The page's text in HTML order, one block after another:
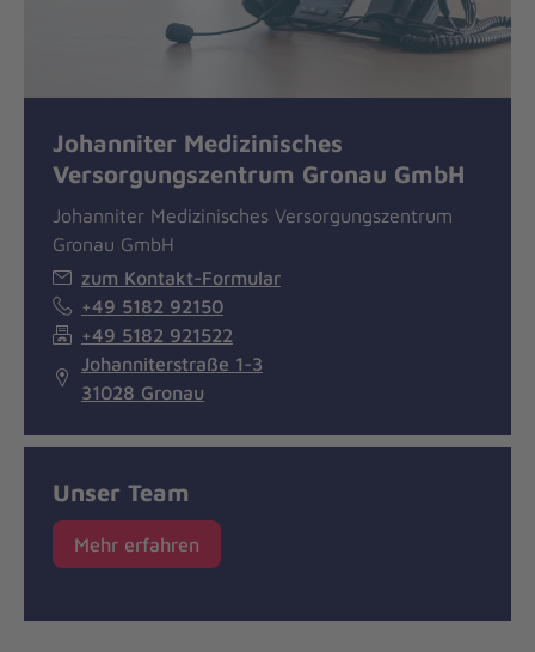
Johanniter Medizinisches
Versorgungszentrum Gronau GmbH
Johanniter Medizinisches Versorgungszentrum
Gronau GmbH
zum Kontakt-Formular
+49 5182 92150
+49 5182 921522
Johanniterstraße 1-3
31028 Gronau
Unser Team
Mehr erfahren